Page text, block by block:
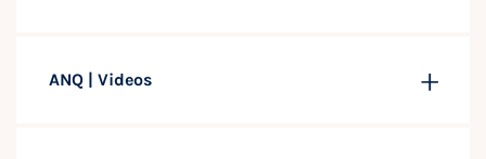
ANQ | Videos